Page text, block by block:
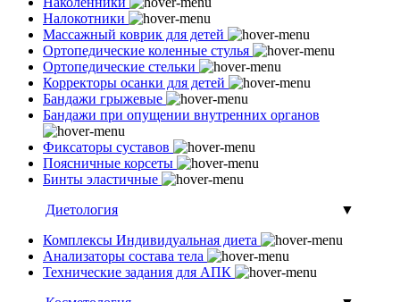
Налокотники
Массажный коврик для детей
Ортопедические коленные стулья
Ортопедические стельки
Корректоры осанки для детей
Бандажи грыжевые
Бандажи при опущении внутренних органов
Фиксаторы суставов
Поясничные корсеты
Бинты эластичные
Диетология
▼
Комплексы Индивидуальная диета
Анализаторы состава тела
Технические задания для АПК